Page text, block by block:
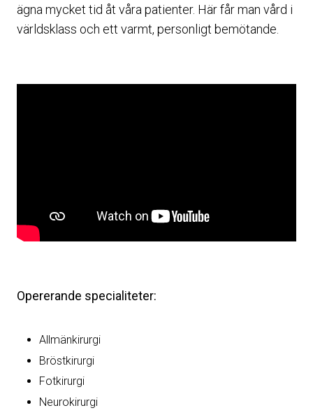
ägna mycket tid åt våra patienter. Här får man vård i
världsklass och ett varmt, personligt bemötande.
Opererande specialiteter:
Allmänkirurgi
Bröstkirurgi
Fotkirurgi
Neurokirurgi